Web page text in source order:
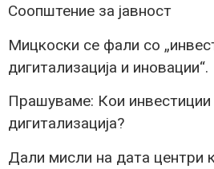
Соопштение за јавност
Мицкоски се фали со
дигитализација и иновации“.
Прашуваме: Кои инвестиции
дигитализација?
Дали мисли на дата центри